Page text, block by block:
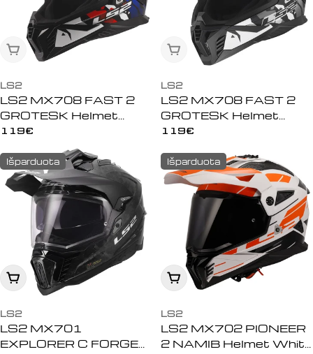
Išparduota
LS2
LS2 MX708 FAST 2
GROTESK Helmet
White Blue Red
Įprasta
119€
Išparduota
LS2
LS2 MX708 FAST 2
GROTESK Helmet
Black Grey
Įprasta
119€
Išparduota
Peržiūrėti
LS2
LS2 MX701
EXPLORER C FORGED
Išparduota
Peržiūrėti
LS2
LS2 MX702 PIONEER
2 NAMIB Helmet White
TRYS
NEMOKAMI
KETURRAČIŲ
TURAI
NORIU LAIMĖTI